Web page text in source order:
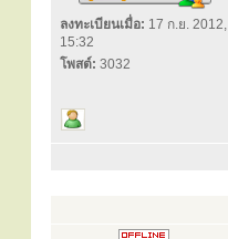
ลงทะเบียนเมื่อ: 17 ก.ย. 2012,
15:32
โพสต์: 3032